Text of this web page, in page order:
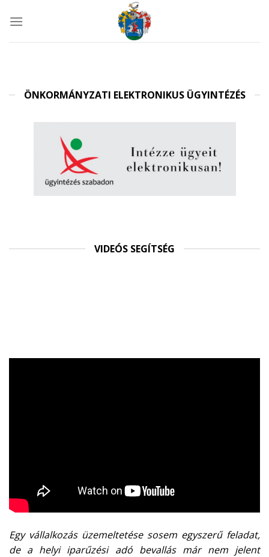
ÖNKORMÁNYZATI ELEKTRONIKUS ÜGYINTÉZÉS
VIDEÓS SEGÍTSÉG
Egy vállalkozás üzemeltetése sosem egyszerű feladat,
de a helyi iparűzési adó bevallás már nem jelent